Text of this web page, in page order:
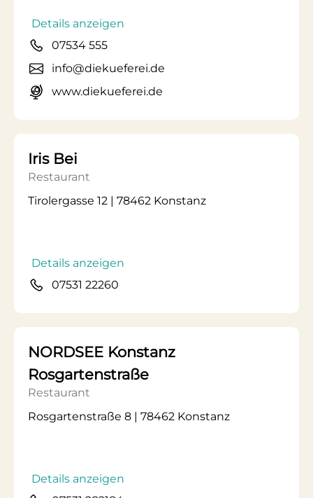
Details anzeigen
07534 555
info@diekueferei.de
www.diekueferei.de
Iris Bei
Restaurant
Tirolergasse 12 | 78462 Konstanz
Details anzeigen
07531 22260
NORDSEE Konstanz
Rosgartenstraße
Restaurant
Rosgartenstraße 8 | 78462 Konstanz
Details anzeigen